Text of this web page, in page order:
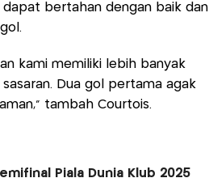
dapat bertahan dengan baik dan
kami memiliki lebih banyak
Dua gol pertama agak
tambah Courtois.
Piala Dunia Klub 2025